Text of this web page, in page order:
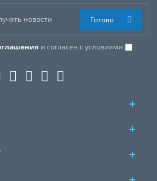
и согласен с условиями
Готово